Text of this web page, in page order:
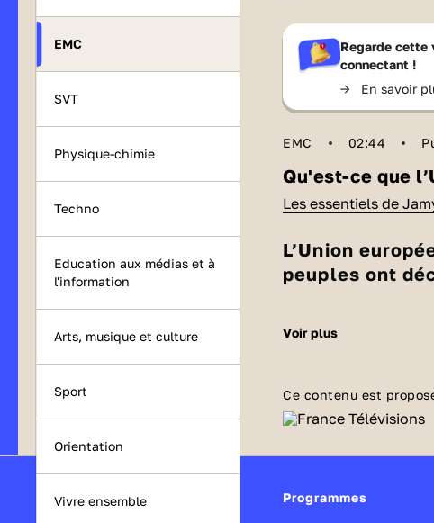
EMC
SVT
Physique-chimie
Techno
Education aux médias et à
l'information
Arts, musique et culture
Sport
Orientation
Vivre ensemble
Regarde cette
connectant !
-> En savoir
EMC 02:44
Qu'est-ce que
Les essentiels de
L’Union
peuples ont
Au milieu du XX
Belgique, le
économique
En 1992, la CEE
Alors à quoi
Sans que les pays
exemple,
voir plus
Ce contenu est
Programmes